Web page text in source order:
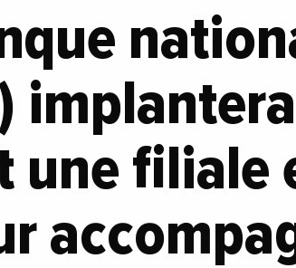
implantera
une filiale